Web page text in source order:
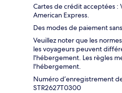
Cartes de crédit acceptées :
American Express.
Des modes de paiement
Veuillez noter que les
les voyageurs peuvent
l'hébergement. Les règles
l'hébergement.
Numéro d’enregistrement
STR2627T0300